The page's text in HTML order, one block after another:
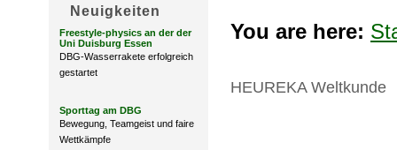
Neuigkeiten
Freestyle-physics an der der
Uni Duisburg Essen
DBG-Wasserrakete erfolgreich
gestartet
Sporttag am DBG
Bewegung, Teamgeist und faire
Wettkämpfe
You are here:
HEUREKA Weltkunde